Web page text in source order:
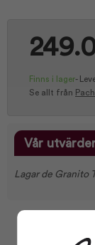
Finns i lager-
Se allt från
Vår
Lagar de Granito